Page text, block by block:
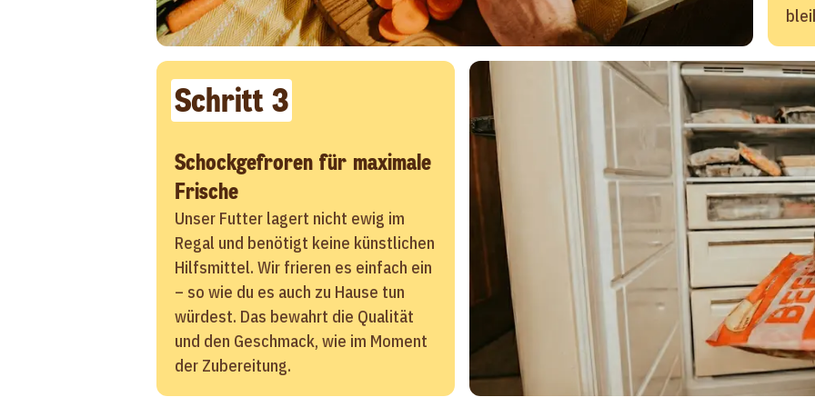
Schritt 3
Schockgefroren für maximale
Frische
Unser Futter lagert nicht ewig im
Regal und benötigt keine künstlichen
Hilfsmittel. Wir frieren es einfach ein
– so wie du es auch zu Hause tun
würdest. Das bewahrt die Qualität
und den Geschmack, wie im Moment
der Zubereitung.